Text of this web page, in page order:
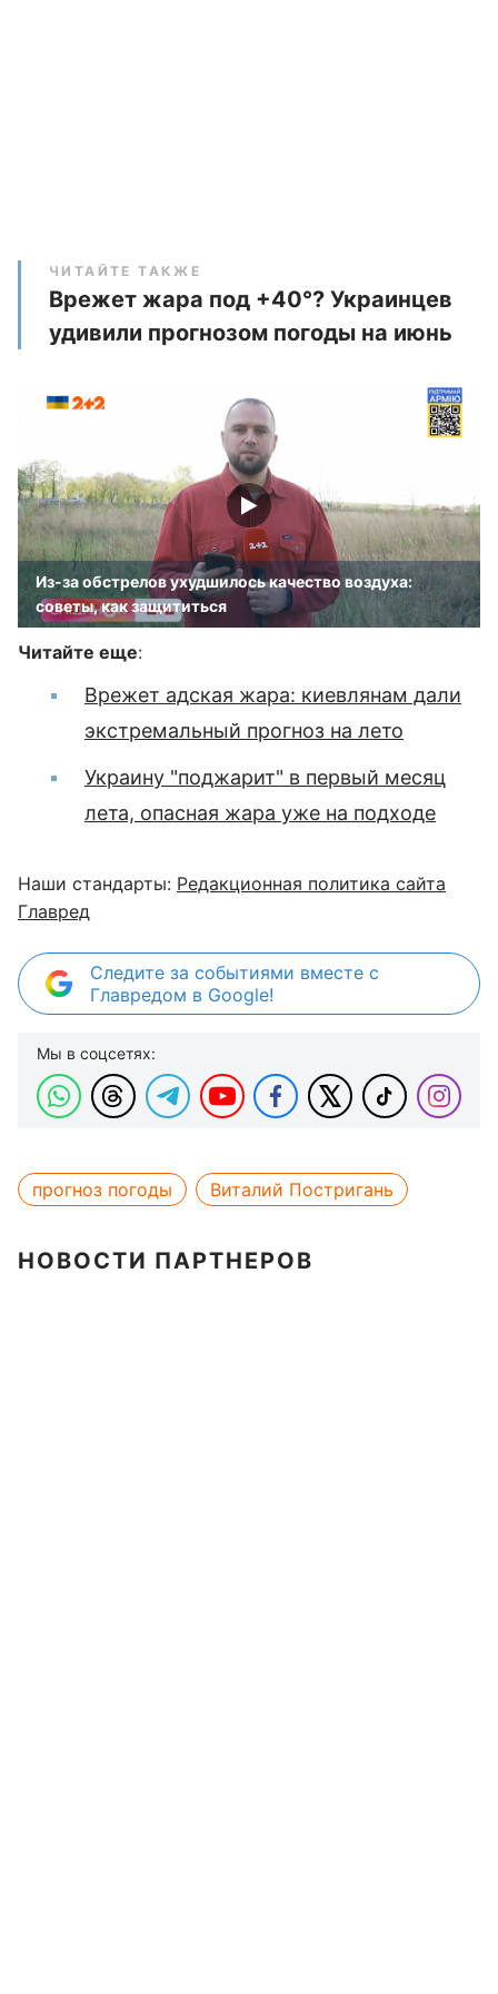
ЧИТАЙТЕ ТАКЖЕ
Врежет жара под +40°? Украинцев
удивили прогнозом погоды на июнь
Из-за обстрелов ухудшилось качество воздуха:
советы, как защититься
Читайте еще:
Врежет адская жара: киевлянам дали
экстремальный прогноз на лето
Украину "поджарит" в первый месяц
лета, опасная жара уже на подходе
Наши стандарты: Редакционная политика сайта
Главред
Следите за событиями вместе с
Главредом в Google!
Мы в соцсетях:
прогноз погоды Виталий Постригань
НОВОСТИ ПАРТНЕРОВ